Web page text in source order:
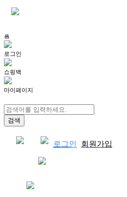
홈
로그인
쇼핑백
마이페이지
로그인 회원가입